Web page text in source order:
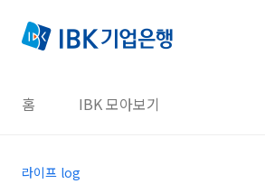
홈 IBK 모아보기
라이프 log